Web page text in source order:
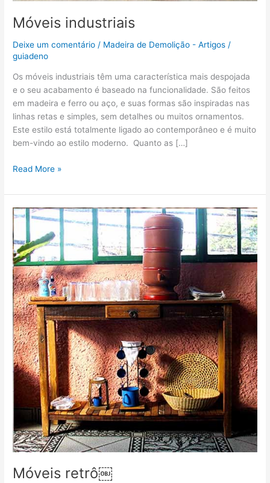
Móveis industriais
Deixe um comentário / Madeira de Demolição - Artigos /
guiadeno
Os móveis industriais têm uma característica mais despojada
e o seu acabamento é baseado na funcionalidade. São feitos
em madeira e ferro ou aço, e suas formas são inspiradas nas
linhas retas e simples, sem detalhes ou muitos ornamentos.
Este estilo está totalmente ligado ao contemporâneo e é muito
bem-vindo ao estilo moderno. Quanto as […]
Read More »
Móveis retrô￼
Móveis
￼